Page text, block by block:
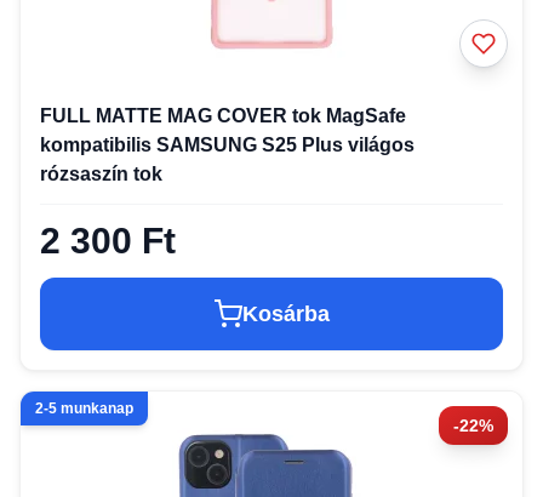
FULL MATTE MAG COVER tok MagSafe
kompatibilis SAMSUNG S25 Plus világos
rózsaszín tok
2 300 Ft
Kosárba
-22%
2-5 munkanap